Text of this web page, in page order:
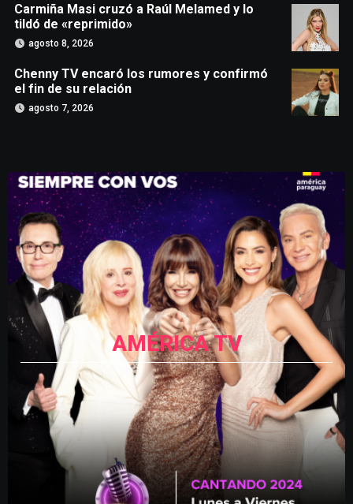
Carmiña Masi cruzó a Raúl Melamed y lo
tildó de «reprimido»
agosto 8, 2026
Chenny TV encaró los rumores y confirmó
el fin de su relación
agosto 7, 2026
AMÉRICA TV